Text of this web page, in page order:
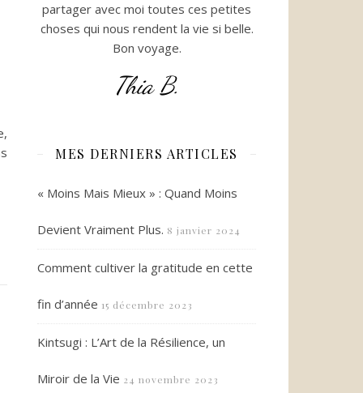
partager avec moi toutes ces petites
choses qui nous rendent la vie si belle.
Bon voyage.
Thia B.
MES DERNIERS ARTICLES
« Moins Mais Mieux » : Quand Moins
Devient Vraiment Plus. 8 janvier 2024
Comment cultiver la gratitude en cette
fin d’année 15 décembre 2023
Kintsugi : L’Art de la Résilience, un
Miroir de la Vie 24 novembre 2023